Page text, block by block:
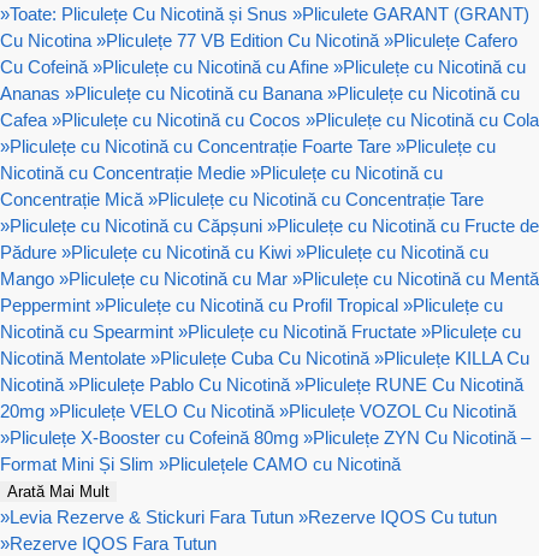
»Toate: Pliculețe Cu Nicotină și Snus »Pliculete GARANT (GRANT)
Cu Nicotina »Pliculețe 77 VB Edition Cu Nicotină »Pliculețe Cafero
Cu Cofeină »Pliculețe cu Nicotină cu Afine »Pliculețe cu Nicotină cu
Ananas »Pliculețe cu Nicotină cu Banana »Pliculețe cu Nicotină cu
Cafea »Pliculețe cu Nicotină cu Cocos »Pliculețe cu Nicotină cu Cola
»Pliculețe cu Nicotină cu Concentrație Foarte Tare »Pliculețe cu
Nicotină cu Concentrație Medie »Pliculețe cu Nicotină cu
Concentrație Mică »Pliculețe cu Nicotină cu Concentrație Tare
»Pliculețe cu Nicotină cu Căpșuni »Pliculețe cu Nicotină cu Fructe de
Pădure »Pliculețe cu Nicotină cu Kiwi »Pliculețe cu Nicotină cu
Mango »Pliculețe cu Nicotină cu Mar »Pliculețe cu Nicotină cu Mentă
Peppermint »Pliculețe cu Nicotină cu Profil Tropical »Pliculețe cu
Nicotină cu Spearmint »Pliculețe cu Nicotină Fructate »Pliculețe cu
Nicotină Mentolate »Pliculețe Cuba Cu Nicotină »Pliculețe KILLA Cu
Nicotină »Pliculețe Pablo Cu Nicotină »Pliculețe RUNE Cu Nicotină
20mg »Pliculețe VELO Cu Nicotină »Pliculețe VOZOL Cu Nicotină
»Pliculețe X-Booster cu Cofeină 80mg »Pliculețe ZYN Cu Nicotină –
Format Mini Și Slim »Pliculețele CAMO cu Nicotină
Arată Mai Mult
»Levia Rezerve & Stickuri Fara Tutun »Rezerve IQOS Cu tutun
»Rezerve IQOS Fara Tutun